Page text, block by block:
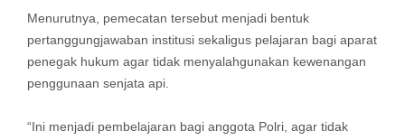
Menurutnya, pemecatan tersebut menjadi bentuk
pertanggungjawaban institusi sekaligus pelajaran bagi aparat
penegak hukum agar tidak menyalahgunakan kewenangan
penggunaan senjata api.
“Ini menjadi pembelajaran bagi anggota Polri, agar tidak